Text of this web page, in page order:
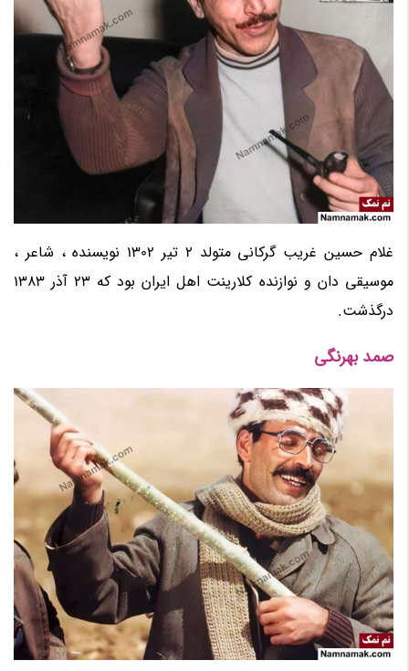
غلام حسین غریب گرکانی متولد 2 تیر 1302 نویسنده ، شاعر ،
موسیقی دان و نوازنده کلارینت اهل ایران بود که 23 آذر 1383
درگذشت.
صمد بهرنگی